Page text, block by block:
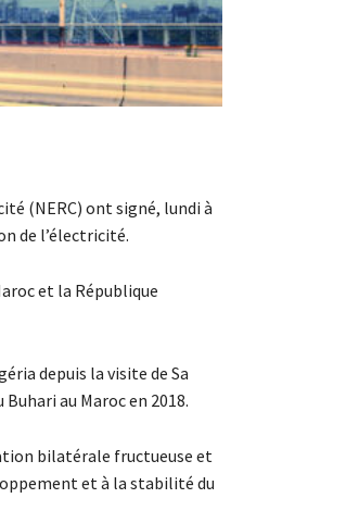
(NERC) ont signé, lundi à
de l’électricité.
et la République
depuis la visite de Sa
au Maroc en 2018.
bilatérale fructueuse et
et à la stabilité du